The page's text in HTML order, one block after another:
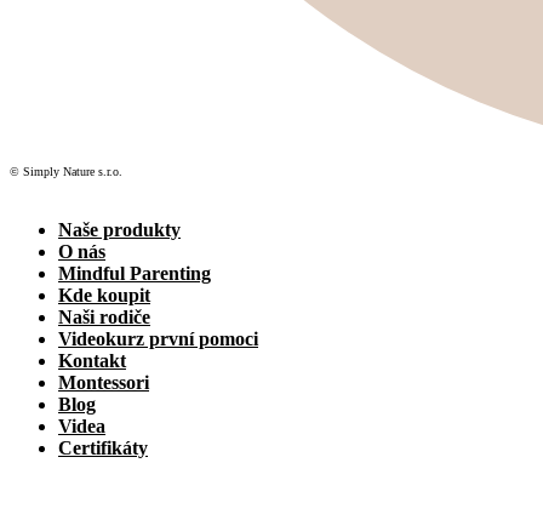
© Simply Nature s.r.o.
Naše produkty
O nás
Mindful Parenting
Kde koupit
Naši rodiče
Videokurz první pomoci
Kontakt
Montessori
Blog
Videa
Certifikáty